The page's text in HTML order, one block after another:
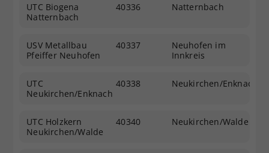
UTC Biogena
Natternbach
40336 Natternbach
USV Metallbau
Pfeiffer Neuhofen
40337
Neuhofen im
Innkreis
UTC
Neukirchen/Enknach
40338 Neukirchen/Enknach
UTC Holzkern
Neukirchen/Walde
40340 Neukirchen/Walde